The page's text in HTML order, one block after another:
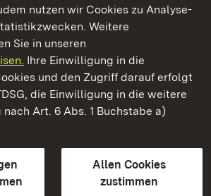
nutzen wir Cookies zu Analyse-
Weitere
Sie in unseren
Ihre Einwilligung in die
und den Zugriff darauf erfolgt
die Einwilligung in die weitere
Art. 6 Abs. 1 Buchstabe a)
Allen Cookies
zustimmen
Gärten Baden‑Württemberg
und Gärten Baden-Württemberg
Sprache
Seiten)